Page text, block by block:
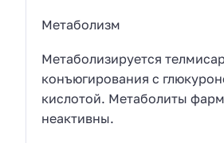
Метаболизм
Метаболизируется
конъюгирования с
кислотой. Метаболиты
неактивны.